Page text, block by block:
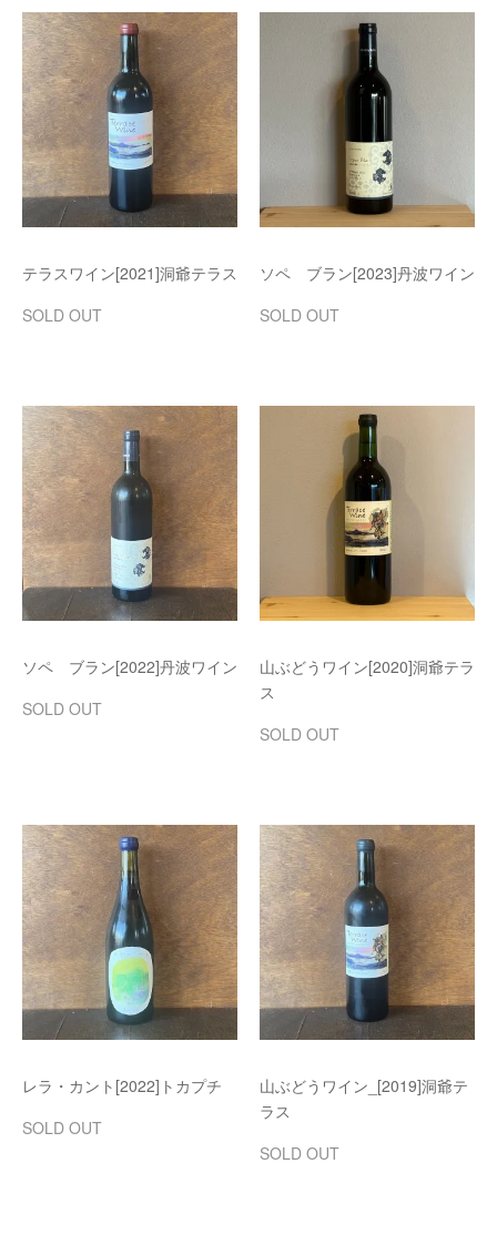
テラスワイン[2021]洞爺テラス
SOLD OUT
ソペ ブラン[2023]丹波ワイン
SOLD OUT
ソペ ブラン[2022]丹波ワイン
SOLD OUT
山ぶどうワイン[2020]洞爺テラ
ス
SOLD OUT
レラ・カント[2022]トカプチ
SOLD OUT
山ぶどうワイン_[2019]洞爺テ
ラス
SOLD OUT